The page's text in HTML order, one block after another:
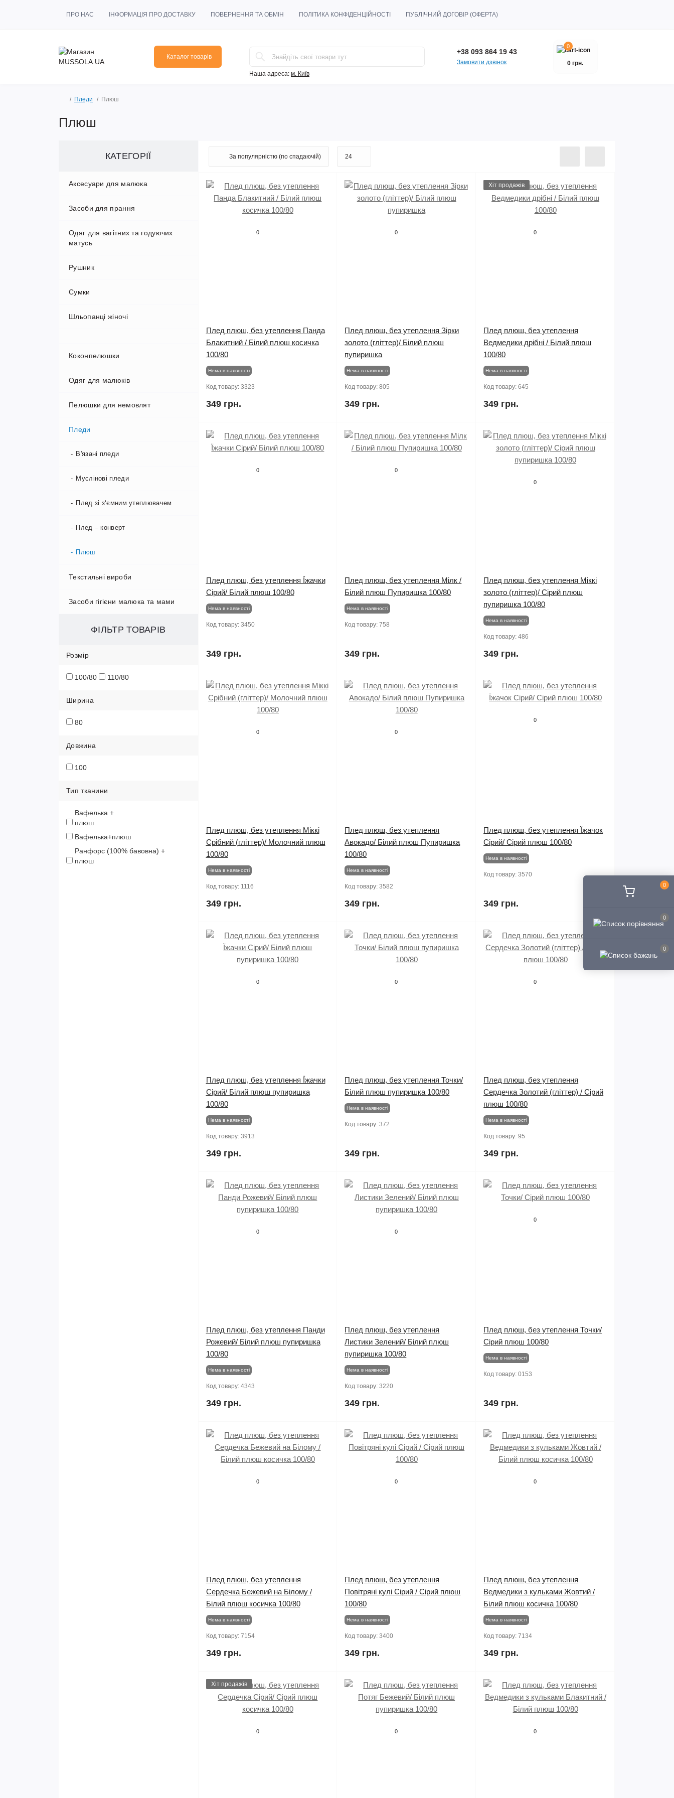
0
0
0
ПРО НАС ІНФОРМАЦІЯ ПРО ДОСТАВКУ ПОВЕРНЕННЯ ТА ОБМІН ПОЛІТИКА КОНФІДЕНЦІЙНОСТІ ПУБЛІЧНИЙ ДОГОВІР (ОФЕРТА)
Каталог товарів
Наша адреса: м. Київ
+38 093 864 19 43
Замовити дзвінок
0
0 грн.
Пледи Плюш
Плюш
КАТЕГОРІЇ
Аксесуари для малюка
Засоби для прання
Одяг для вагітних та годуючих
матусь
Білизна для вагітних та годуючих
Сорочки та халати для вагітних та
Рушник
Сумки
Шльопанці жіночі
Коконпелюшки
Одяг для малюків
Бодіки
Комбінезони
Комплекти
Мусліновий одяг
Пінетки/ Антицарапки
Повзунки
Чоловічки
Шапочки
Шкарпетки
Пелюшки для немовлят
Бавовняні пелюшки
Муслинові пелюшки
Непромокаючі пелюшки
Ситцеві пелюшки
Фланелеві/байкові пелюшки
Пледи
В'язані пледи
Муслінові пледи
Плед зі з‘ємним утеплювачем
Плед – конверт
Плюш
Текстильні вироби
Непромокаючі простирадла в
Простинки в ліжко та комплекти
Засоби гігієни малюка та мами
Гігієна для малюка
ФІЛЬТР ТОВАРІВ
Розмір
100/80 110/80
Ширина
80
Довжина
100
Тип тканини
Вафелька +
плюш
Вафелька+плюш
Ранфорс (100% бавовна) +
плюш
0
Плед плюш, без утеплення Панда
Блакитний / Білий плюш косичка
100/80
Нема в наявності
Код товару: 3323
349 грн.
0
Плед плюш, без утеплення Зірки
золото (гліттер)/ Білий плюш
пупиришка
Нема в наявності
Код товару:805
349 грн.
Хіт продажів
0
Плед плюш, без утеплення
Ведмедики дрібні / Білий плюш
100/80
Нема в наявності
Код товару:645
349 грн.
0
Плед плюш, без утеплення Їжачки
Сірий/ Білий плюш 100/80
Нема в наявності
Код товару: 3450
349 грн.
0
Плед плюш, без утеплення Мілк /
Білий плюш Пупиришка 100/80
Нема в наявності
Код товару:758
349 грн.
0
Плед плюш, без утеплення Міккі
золото (гліттер)/ Сірий плюш
пупиришка 100/80
Нема в наявності
Код товару:486
349 грн.
0
Плед плюш, без утеплення Міккі
Срібний (гліттер)/ Молочний плюш
100/80
Нема в наявності
Код товару: 1116
349 грн.
0
Плед плюш, без утеплення
Авокадо/ Білий плюш Пупиришка
100/80
Нема в наявності
Код товару:3582
349 грн.
0
Плед плюш, без утеплення Їжачок
Сірий/ Сірий плюш 100/80
Нема в наявності
Код товару:3570
349 грн.
0
Плед плюш, без утеплення Їжачки
Сірий/ Білий плюш пупиришка
100/80
Нема в наявності
Код товару: 3913
349 грн.
0
Плед плюш, без утеплення Точки/
Білий плюш пупиришка 100/80
Нема в наявності
Код товару:372
349 грн.
0
Плед плюш, без утеплення
Сердечка Золотий (гліттер) / Сірий
плюш 100/80
Нема в наявності
Код товару:95
349 грн.
0
Плед плюш, без утеплення Панди
Рожевий/ Білий плюш пупиришка
100/80
Нема в наявності
Код товару: 4343
349 грн.
0
Плед плюш, без утеплення
Листики Зелений/ Білий плюш
пупиришка 100/80
Нема в наявності
Код товару:3220
349 грн.
0
Плед плюш, без утеплення Точки/
Сірий плюш 100/80
Нема в наявності
Код товару:0153
349 грн.
0
Плед плюш, без утеплення
Сердечка Бежевий на Білому /
Білий плюш косичка 100/80
Нема в наявності
Код товару: 7154
349 грн.
0
Плед плюш, без утеплення
Повітряні кулі Сірий / Сірий плюш
100/80
Нема в наявності
Код товару:3400
349 грн.
0
Плед плюш, без утеплення
Ведмедики з кульками Жовтий /
Білий плюш косичка 100/80
Нема в наявності
Код товару:7134
349 грн.
Хіт продажів
0 0 0